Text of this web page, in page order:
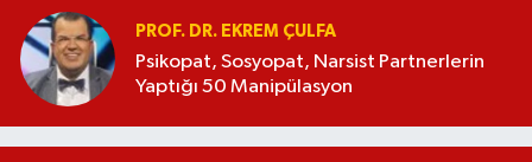
PROF. DR. EKREM ÇULFA
Psikopat, Sosyopat, Narsist Partnerlerin
Yaptığı 50 Manipülasyon